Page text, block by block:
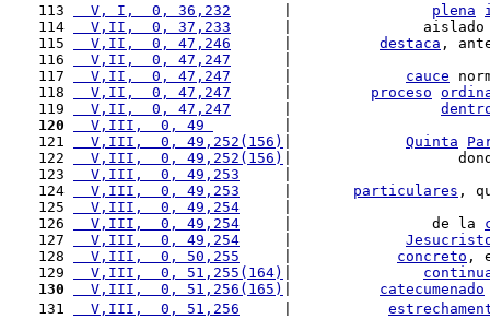
113
  V, I,  0, 36,232
plena
114
  V,II,  0, 37,233
|
115
  V,II,  0, 47,246
destaca ,
116
  V,II,  0, 47,247
117
  V,II,  0, 47,247
cauce
118
  V,II,  0, 47,247
proceso
119
  V,II,  0, 47,247
120
  V,III,  0, 49
121
  V,III,  0, 49,252(156)
Quinta
122
  V,III,  0, 49,252(156)
|
123
  V,III,  0, 49,253
124
  V,III,  0, 49,253
particulares ,
125
  V,III,  0, 49,254
126
  V,III,  0, 49,254
     |                de la
127
  V,III,  0, 49,254
128
  V,III,  0, 50,255
concreto ,
129
  V,III,  0, 51,255(164)
130
  V,III,  0, 51,256(165)
catecumenado
131
  V,III,  0, 51,256